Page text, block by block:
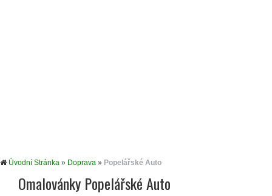
Úvodní Stránka » Doprava » Popelářské Auto
Omalovánky Popelářské Auto